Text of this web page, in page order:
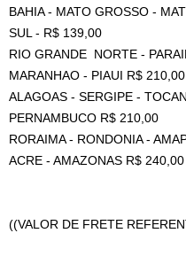
BAHIA - MATO GROSSO -
SUL - R$ 139,00
RIO GRANDE NORTE -
MARANHAO - PIAUI R$ 210,00
ALAGOAS - SERGIPE -
PERNAMBUCO R$ 210,00
RORAIMA - RONDONIA -
ACRE - AMAZONAS R$ 240,00
((VALOR DE FRETE